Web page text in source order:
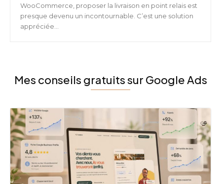
WooCommerce, proposer la livraison en point relais est
presque devenu un incontournable. C’est une solution
appréciée...
Mes conseils gratuits sur Google Ads